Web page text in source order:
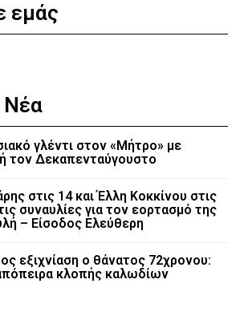
εμάς
Νέα
γλέντι στον «Μήτρο» με
τον Δεκαπενταύγουστο
στις 14 και Έλλη Κοκκίνου στις
συναυλίες για τον εορτασμό της
– Είσοδος Ελεύθερη
εξιχνίαση ο θάνατος 72χρονου:
κλοπής καλωδίων